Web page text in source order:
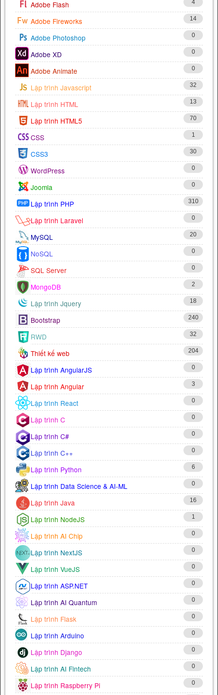
Adobe Flash 4
Adobe Fireworks 14
Adobe Photoshop 0
Adobe XD 0
Adobe Animate 0
Lập trình Javascript 32
Lập trình HTML 13
Lập trình HTML5 70
CSS 1
CSS3 30
WordPress 0
Joomla 0
Lập trình PHP 310
Lập trình Laravel 0
MySQL 20
NoSQL 0
SQL Server 0
MongoDB 2
Lập trình Jquery 18
Bootstrap 240
RWD 32
Thiết kế web 204
Lập trình AngularJS 0
Lập trình Angular 3
Lập trình React 0
Lập trình C 0
Lập trình C# 0
Lập trình C++ 0
Lập trình Python 6
Lập trình Data Science & AI-ML 0
Lập trình Java 16
Lập trình NodeJS 1
Lập trình AI Chip 0
Lập trình NextJS 0
Lập trình VueJS 0
Lập trình ASP.NET 0
Lập trình AI Quantum 0
Lập trình Flask 0
Lập trình Arduino 0
Lập trình Django 0
Lập trình AI Fintech 0
Lập trình Raspberry Pi 0